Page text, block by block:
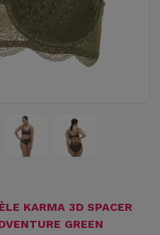
KARMA 3D SPACER
GREEN